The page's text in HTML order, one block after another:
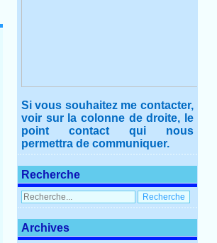
Si vous souhaitez me contacter,
voir sur la colonne de droite, le
point contact qui nous
permettra de communiquer.
Recherche
Archives